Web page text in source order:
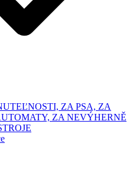
ZA PSA, ZA
ZA NEVÝHERNĚ